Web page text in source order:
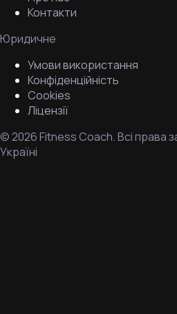
Контакти
Юридичне
Умови використання
Конфіденційність
Cookies
Ліцензії
©2026Fitness Coach.Всі права
Україні